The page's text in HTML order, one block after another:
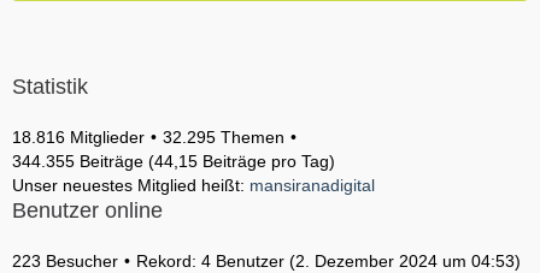
Statistik
18.816 Mitglieder
32.295 Themen
344.355 Beiträge (44,15 Beiträge pro Tag)
Unser neuestes Mitglied heißt: mansiranadigital
Benutzer online
223 Besucher Rekord: 4 Benutzer (2. Dezember 2024 um 04:53)